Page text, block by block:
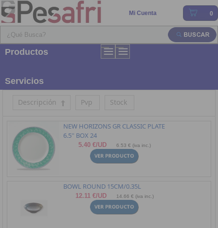
Mi Cuenta 0
Productos
Servicios
Descripción Pvp Stock
NEW HORIZONS GR CLASSIC PLATE
6.5'' BOX 24
5.40 €/UD 6.53 € (iva inc.)
BOWL ROUND 15CM/0.35L
12.11 €/UD 14.66 € (iva inc.)